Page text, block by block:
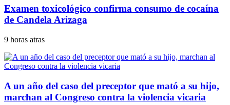
Examen toxicológico confirma consumo de cocaína
de Candela Arizaga
9 horas atras
A un año del caso del preceptor que mató a su hijo,
marchan al Congreso contra la violencia vicaria